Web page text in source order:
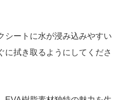
シートに水が浸み込みやすい
に拭き取るようにしてくださ